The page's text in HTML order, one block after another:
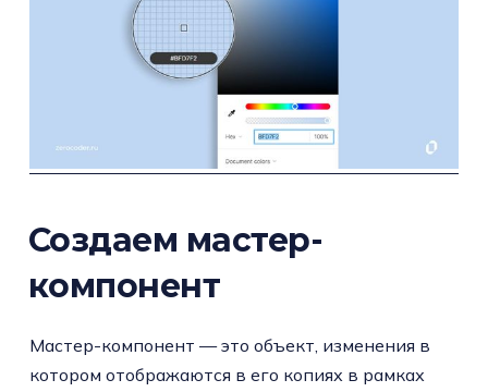
Создаем мастер-
компонент
Мастер-компонент — это объект, изменения в
котором отображаются в его копиях в рамках